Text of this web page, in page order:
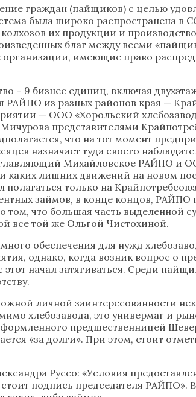
граждан (пайщиков) с целью
была широко распространена в
их продукции и
благ между всеми
имеющие право
– 9 бизнес единиц, включая
из разных районов края —
— ООО «Хорольский
представителями
что на тот момент
назначает туда своего
Михайловское РАЙПО и
лишних движений на новом
только на
займов, в конце концов,
что большая часть выделенной
все той же Ольгой Чистохиной.
обеспечения для нужд
однако, когда возник вопрос о
начал затягиваться. Среди
личной заинтересованности
хлебозавода, это универмаг и
предшественницей
«за долги». При этом, стоит
Руссо: «Условия
подпись председателя РАЙПО».